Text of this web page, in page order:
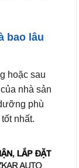
bao lâu
hoặc sau
nhà sản
phù
nhất.